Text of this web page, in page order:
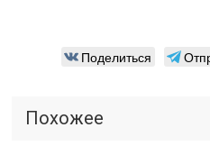
Поделиться
Похожее